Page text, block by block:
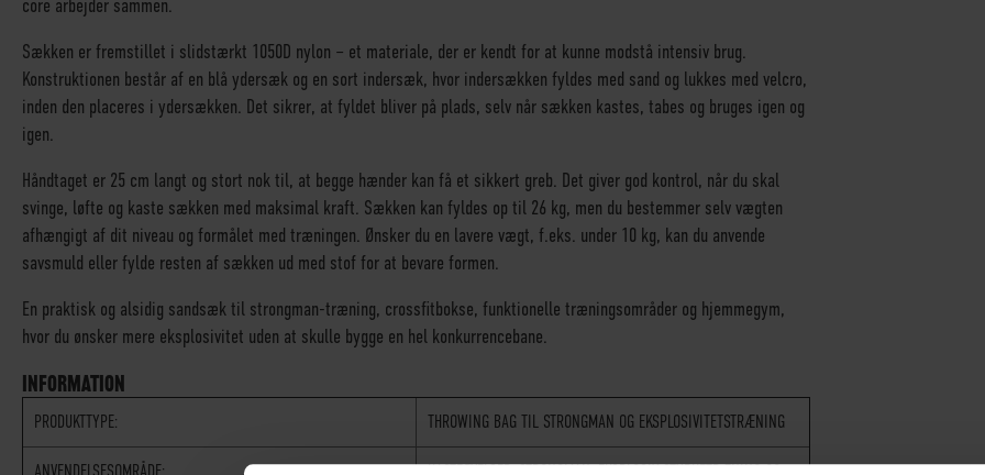
core arbejder sammen.
Sækken er fremstillet i slidstærkt 1050D nylon – et materiale, der er kendt for at kunne modstå intensiv brug.
Konstruktionen består af en blå ydersæk og en sort indersæk, hvor indersækken fyldes med sand og lukkes med velcro,
inden den placeres i ydersækken. Det sikrer, at fyldet bliver på plads, selv når sækken kastes, tabes og bruges igen og
igen.
Håndtaget er 25 cm langt og stort nok til, at begge hænder kan få et sikkert greb. Det giver god kontrol, når du skal
svinge, løfte og kaste sækken med maksimal kraft. Sækken kan fyldes op til 26 kg, men du bestemmer selv vægten
afhængigt af dit niveau og formålet med træningen. Ønsker du en lavere vægt, f.eks. under 10 kg, kan du anvende
savsmuld eller fylde resten af sækken ud med stof for at bevare formen.
En praktisk og alsidig sandsæk til strongman-træning, crossfitbokse, funktionelle træningsområder og hjemmegym,
hvor du ønsker mere eksplosivitet uden at skulle bygge en hel konkurrencebane.
INFORMATION
PRODUKTTYPE: THROWING BAG TIL STRONGMAN OG EKSPLOSIVITETSTRÆNING